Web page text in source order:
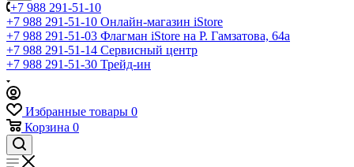
+7 988 291-51-10
+7 988 291-51-10 Онлайн-магазин iStore
+7 988 291-51-03 Флагман iStore на Р. Гамзатова, 64а
+7 988 291-51-14 Сервисный центр
+7 988 291-51-30 Трейд-ин
Избранные товары 0
Корзина 0